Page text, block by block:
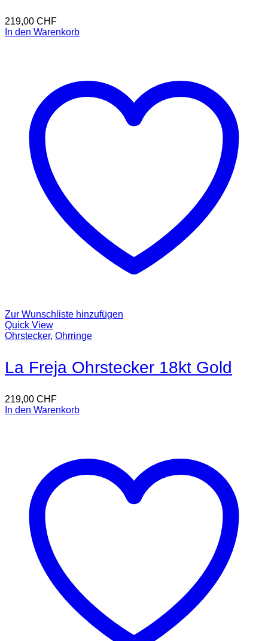
219,00 CHF
In den Warenkorb
Zur Wunschliste hinzufügen
Quick View
Ohrstecker, Ohrringe
La Freja Ohrstecker 18kt Gold
219,00 CHF
In den Warenkorb